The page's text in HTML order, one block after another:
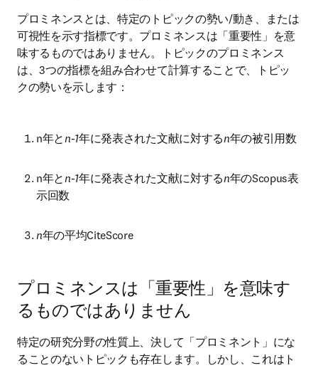
プロミネンスとは、特定のトピックの勢い/動き、または
可視性を示す指標です。プロミネンスは「重要性」を意
味するものではありません。トピックのプロミネンス
は、3つの指標を組み合わせて計算することで、トピッ
クの勢いを示します：
n年とn-1年に発表された文献に対するn年の被引用数
n年とn-1年に発表された文献に対するn年のScopus表
示回数
n年の平均CiteScore
プロミネンスは「重要性」を意味す
るものではありません
特定の研究分野の性質上、決して「プロミネント」にな
ることのないトピックも存在します。しかし、これはト